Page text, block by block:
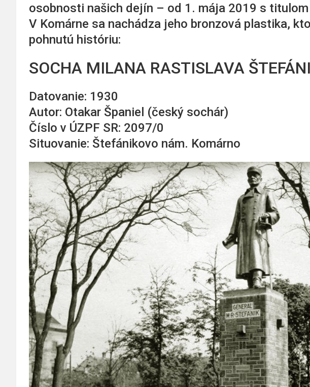
osobnosti našich dejín – od 1. mája 2019 s titulom
V Komárne sa nachádza jeho bronzová plastika,
pohnutú históriu:
SOCHA MILANA RASTISLAVA
Datovanie: 1930
Autor: Otakar Španiel (český sochár)
Číslo v ÚZPF SR: 2097/0
Situovanie: Štefánikovo nám. Komárno